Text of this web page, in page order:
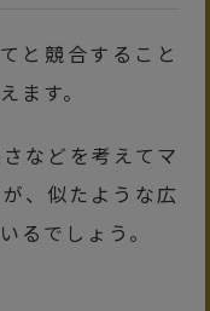
と競合すること
ます。
などを考えてマ
、似たような広
るでしょう。